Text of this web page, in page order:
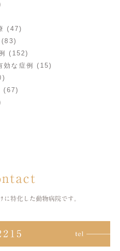
(47)
(83)
(152)
効な症例 (15)
(67)
に特化した 動物病院です。